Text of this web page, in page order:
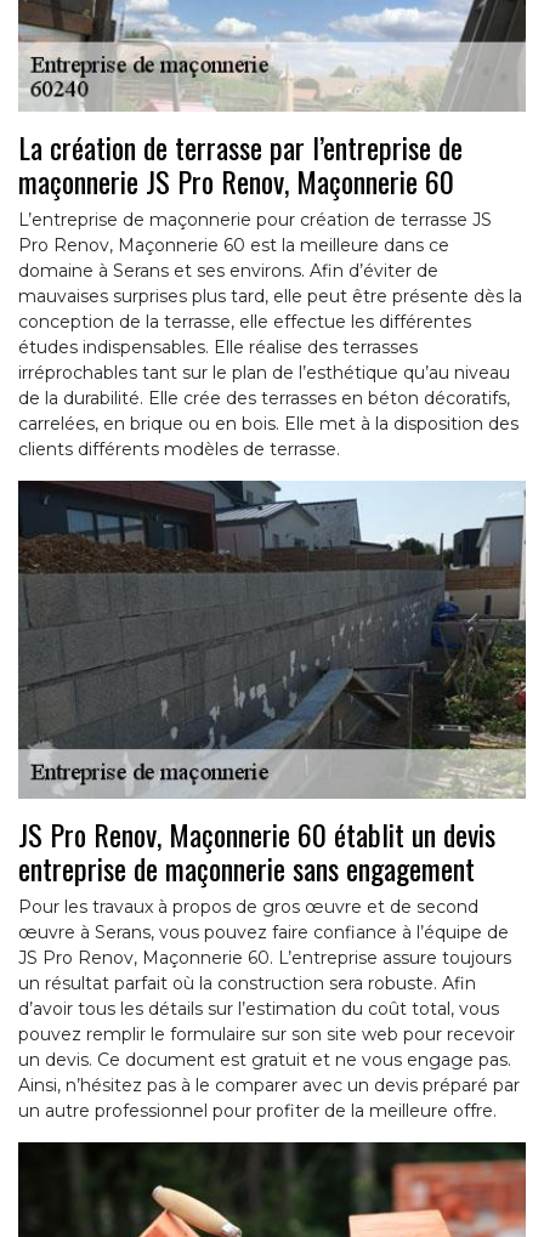
La création de terrasse par l’entreprise de
maçonnerie JS Pro Renov, Maçonnerie 60
L’entreprise de maçonnerie pour création de terrasse JS
Pro Renov, Maçonnerie 60 est la meilleure dans ce
domaine à Serans et ses environs. Afin d’éviter de
mauvaises surprises plus tard, elle peut être présente dès la
conception de la terrasse, elle effectue les différentes
études indispensables. Elle réalise des terrasses
irréprochables tant sur le plan de l’esthétique qu’au niveau
de la durabilité. Elle crée des terrasses en béton décoratifs,
carrelées, en brique ou en bois. Elle met à la disposition des
clients différents modèles de terrasse.
JS Pro Renov, Maçonnerie 60 établit un devis
entreprise de maçonnerie sans engagement
Pour les travaux à propos de gros œuvre et de second
œuvre à Serans, vous pouvez faire confiance à l’équipe de
JS Pro Renov, Maçonnerie 60. L’entreprise assure toujours
un résultat parfait où la construction sera robuste. Afin
d’avoir tous les détails sur l’estimation du coût total, vous
pouvez remplir le formulaire sur son site web pour recevoir
un devis. Ce document est gratuit et ne vous engage pas.
Ainsi, n’hésitez pas à le comparer avec un devis préparé par
un autre professionnel pour profiter de la meilleure offre.